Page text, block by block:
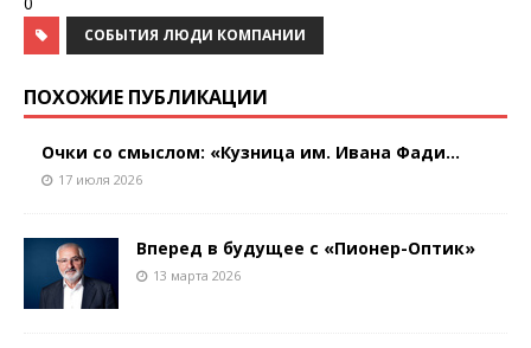
СОБЫТИЯ ЛЮДИ КОМПАНИИ
ПОХОЖИЕ ПУБЛИКАЦИИ
Очки со смыслом: «Кузница им. Ивана Фади...
17 июля 2026
Вперед в будущее с «Пионер-Оптик»
13 марта 2026